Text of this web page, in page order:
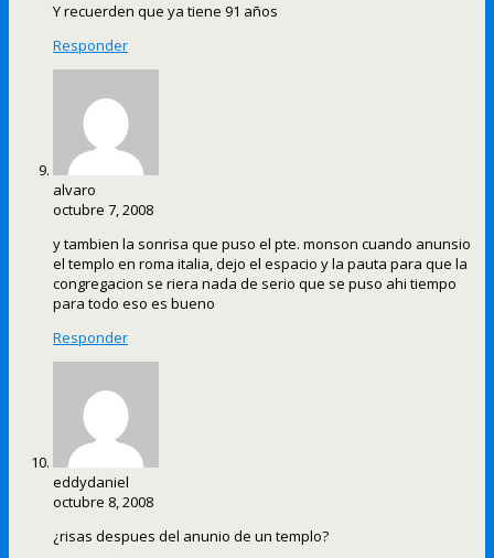
Y recuerden que ya tiene 91 años
Responder
alvaro
octubre 7, 2008
y tambien la sonrisa que puso el pte. monson cuando anunsio
el templo en roma italia, dejo el espacio y la pauta para que la
congregacion se riera nada de serio que se puso ahi tiempo
para todo eso es bueno
Responder
eddydaniel
octubre 8, 2008
¿risas despues del anunio de un templo?